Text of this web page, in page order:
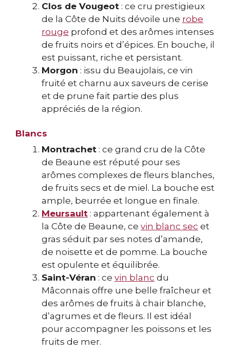
Clos de Vougeot : ce cru prestigieux
de la Côte de Nuits dévoile une robe
rouge profond et des arômes intenses
de fruits noirs et d’épices. En bouche, il
est puissant, riche et persistant.
Morgon : issu du Beaujolais, ce vin
fruité et charnu aux saveurs de cerise
et de prune fait partie des plus
appréciés de la région.
Blancs
Montrachet : ce grand cru de la Côte
de Beaune est réputé pour ses
arômes complexes de fleurs blanches,
de fruits secs et de miel. La bouche est
ample, beurrée et longue en finale.
Meursault : appartenant également à
la Côte de Beaune, ce vin blanc sec et
gras séduit par ses notes d’amande,
de noisette et de pomme. La bouche
est opulente et équilibrée.
Saint-Véran : ce vin blanc du
Mâconnais offre une belle fraîcheur et
des arômes de fruits à chair blanche,
d’agrumes et de fleurs. Il est idéal
pour accompagner les poissons et les
fruits de mer.